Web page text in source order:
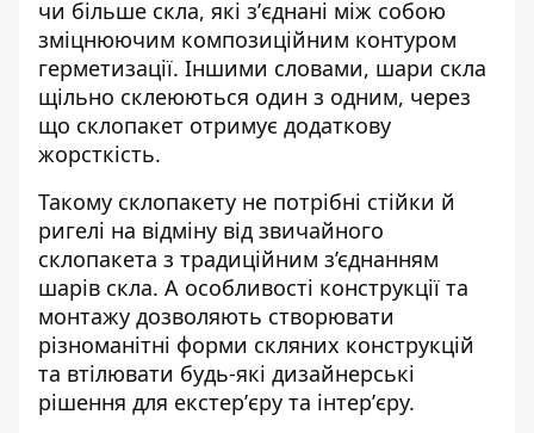
чи більше скла, які зʼєднані між собою
зміцнюючим композиційним контуром
герметизації. Іншими словами, шари скла
щільно склеюються один з одним, через
що склопакет отримує додаткову
жорсткість.
Такому склопакету не потрібні стійки й
ригелі на відміну від звичайного
склопакета з традиційним з’єднанням
шарів скла. А особливості конструкції та
монтажу дозволяють створювати
різноманітні форми скляних конструкцій
та втілювати будь-які дизайнерські
рішення для екстерʼєру та інтерʼєру.